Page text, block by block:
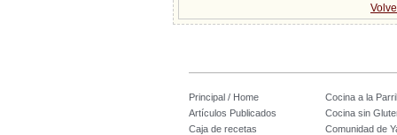
Principal / Home
Cocina a la
Artículos Publicados
Cocina sin
Caja de recetas
Comunidad de